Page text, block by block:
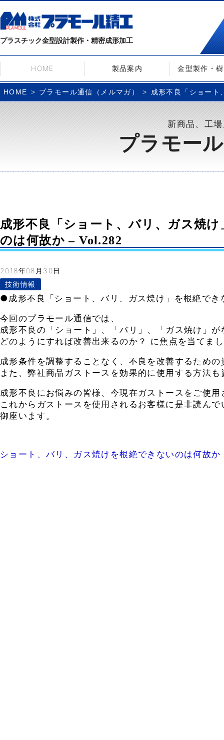
プラスチック金型設計製作・精密成形加工
HOME 製品案内 金型製作・
HOME プラモール通信（メルマガ） 成形不良「ショー
新商品、工
プラモー
成形不良「ショート、バリ、ガス焼
のは何故か – Vol.282
2018年08月30日
技術情報
●成形不良「ショート、バリ、ガス焼け」を根絶でき
今回のプラモール通信では、
成形不良の「ショート」、「バリ」、「ガス焼け」
どのようにすれば改善出来るのか？ に焦点を当てま
成形条件を調整することなく、不良を改善するため
また、弊社商品ガストースを効果的に使用する方法
成形不良にお悩みの皆様、今現在ガストースをご使
これからガストースを使用されるお客様に是非読ん
御座います。
ショート、バリ、ガス焼けを根絶できないのは何故か